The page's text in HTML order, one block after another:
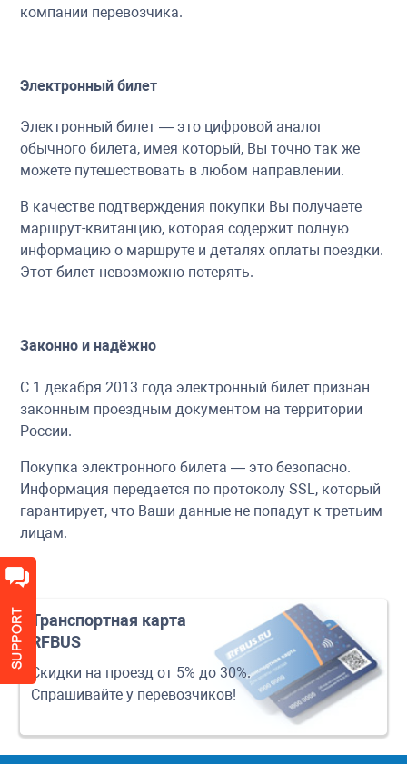
компании перевозчика.
Электронный билет
Электронный билет — это цифровой аналог
обычного билета, имея который, Вы точно так же
можете путешествовать в любом направлении.
В качестве подтверждения покупки Вы получаете
маршрут-квитанцию, которая содержит полную
информацию о маршруте и деталях оплаты поездки.
Этот билет невозможно потерять.
Законно и надёжно
С 1 декабря 2013 года электронный билет признан
законным проездным документом на территории
России.
Покупка электронного билета — это безопасно.
Информация передается по протоколу SSL, который
гарантирует, что Ваши данные не попадут к третьим
лицам.
Транспортная карта
RFBUS
Скидки на проезд от 5% до 30%.
Спрашивайте у перевозчиков!